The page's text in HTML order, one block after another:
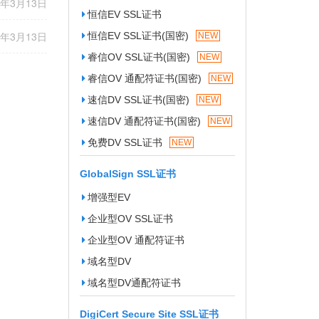
3月13日
3月13日
恒信EV SSL证书
恒信EV SSL证书(国密)
NEW
睿信OV SSL证书(国密) NEW
睿信OV 通配符证书(国密) NEW
速信DV SSL证书(国密) NEW
速信DV 通配符证书(国密) NEW
免费DV SSL证书 NEW
GlobalSign SSL证书
增强型EV
企业型OV SSL证书
企业型OV 通配符证书
域名型DV
域名型DV通配符证书
DigiCert Secure Site SSL证书